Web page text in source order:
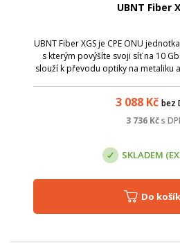
UBNT Fiber
UBNT Fiber XGS je CPE ONU
s kterým povýšíte svoji síť na 10
slouží k převodu optiky na metaliku
3 088 Kč bez
3 736 Kčs
SKLADEM
Do